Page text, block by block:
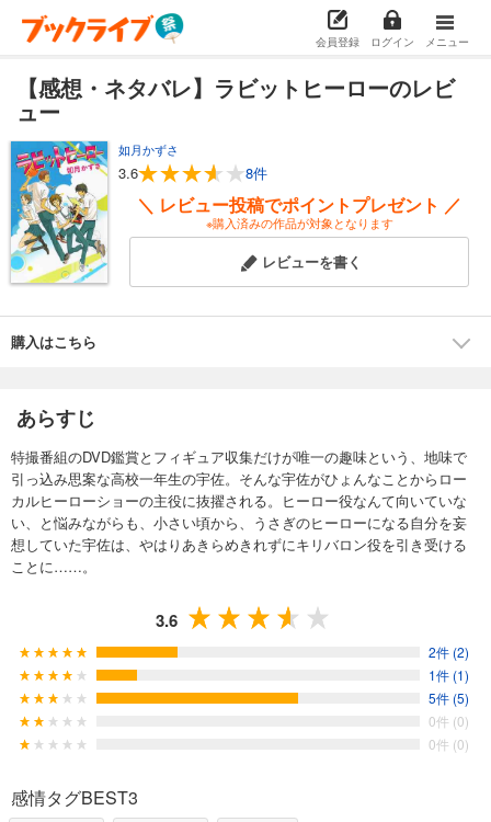
会員登録 ログイン メニュー
【感想・ネタバレ】ラビットヒーローのレビ
ュー
如月かずさ
3.6 8件
＼ レビュー投稿でポイントプレゼント ／
※購入済みの作品が対象となります
レビューを書く
購入はこちら
あらすじ
特撮番組のDVD鑑賞とフィギュア収集だけが唯一の趣味という、地味で
引っ込み思案な高校一年生の宇佐。そんな宇佐がひょんなことからロー
カルヒーローショーの主役に抜擢される。ヒーロー役なんて向いていな
い、と悩みながらも、小さい頃から、うさぎのヒーローになる自分を妄
想していた宇佐は、やはりあきらめきれずにキリバロン役を引き受ける
ことに……。
3.6
2件 (2)
1件 (1)
5件 (5)
0件 (0)
0件 (0)
感情タグBEST3